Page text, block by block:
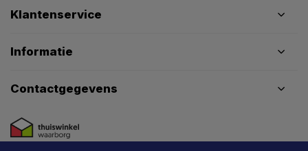
Klantenservice
Informatie
Contactgegevens